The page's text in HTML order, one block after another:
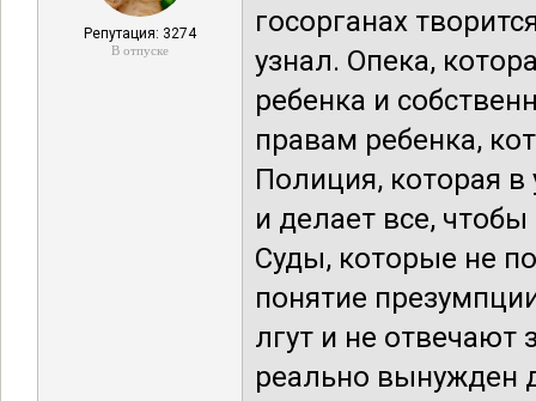
Репутация: 3274
В отпуске
госорганах
узнал. Опека,
ребенка и
правам ребенка,
Полиция, которая
и делает все,
Суды, которые не
понятие
лгут и не
реально вынужден